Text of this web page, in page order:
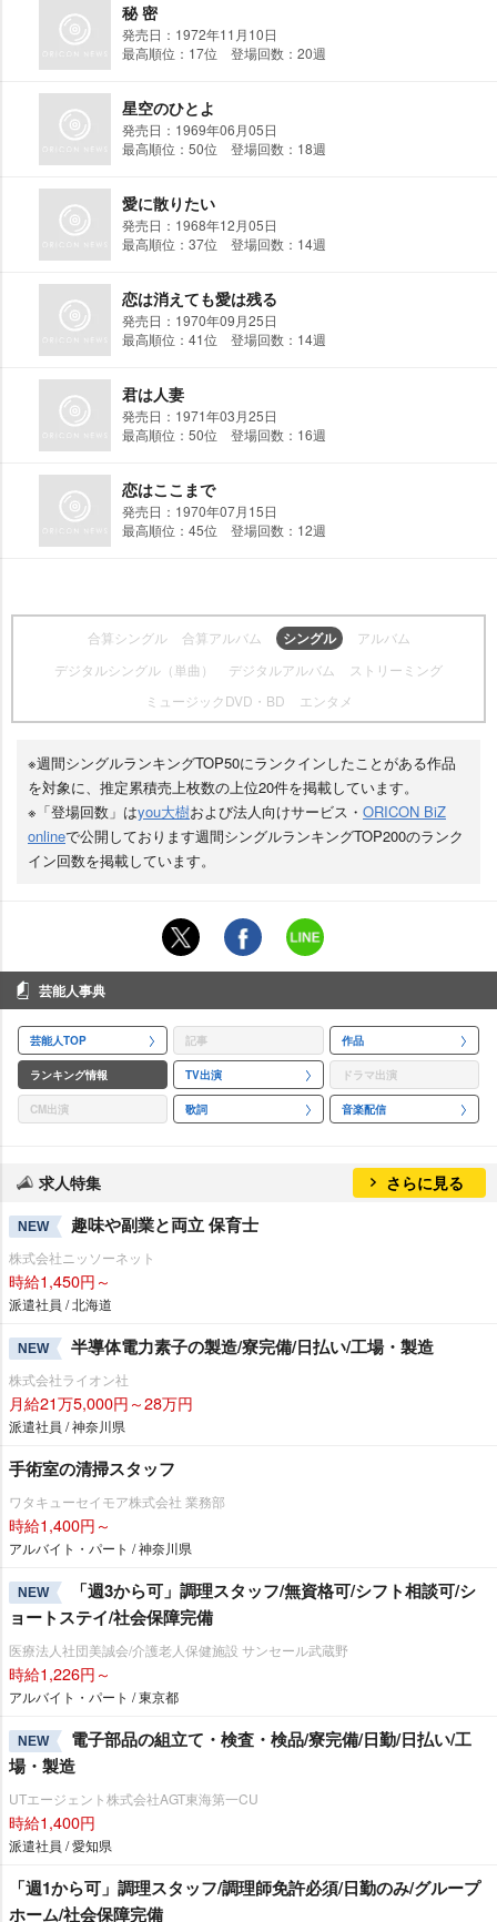
秘 密
発売日：1972年11月10日
最高順位：17位 登場回数：20週
星空のひとよ
発売日：1969年06月05日
最高順位：50位 登場回数：18週
愛に散りたい
発売日：1968年12月05日
最高順位：37位 登場回数：14週
恋は消えても愛は残る
発売日：1970年09月25日
最高順位：41位 登場回数：14週
君は人妻
発売日：1971年03月25日
最高順位：50位 登場回数：16週
恋はここまで
発売日：1970年07月15日
最高順位：45位 登場回数：12週
合算シングル 合算アルバム シングル
アルバム
デジタルシングル（単曲）
デジタルアルバム
ストリーミング
ミュージックDVD・BD
エンタメ
※週間シングルランキングTOP50にランクインしたことがある作品
を対象に、推定累積売上枚数の上位20件を掲載しています。
※「登場回数」はyou大樹および法人向けサービス・ ORICON BiZ
onlineで公開しております週間シングルランキングTOP200のランク
イン回数を掲載しています。
芸能人事典
芸能人TOP 記事 作品
ランキング情報 TV出演 ドラマ出演
CM出演 歌詞 音楽配信
求人特集 さらに見る
NEW 趣味や副業と両立 保育士
株式会社ニッソーネット
時給1,450円～
派遣社員 / 北海道
NEW 半導体電力素子の製造/寮完備/日払い/工場・製造
株式会社ライオン社
月給21万5,000円～28万円
派遣社員 / 神奈川県
手術室の清掃スタッフ
ワタキューセイモア株式会社 業務部
時給1,400円～
アルバイト・パート / 神奈川県
NEW
「週3から可」調理スタッフ/無資格可/シフト相談可/シ
ョートステイ/社会保障完備
医療法人社団美誠会/介護老人保健施設 サンセール武蔵野
時給1,226円～
アルバイト・パート / 東京都
NEW
電子部品の組立て・検査・検品/寮完備/日勤/日払い/工
場・製造
UTエージェント株式会社AGT東海第一CU
時給1,400円
派遣社員 / 愛知県
「週1から可」調理スタッフ/調理師免許必須/日勤のみ/グループ
ホーム/社会保障完備